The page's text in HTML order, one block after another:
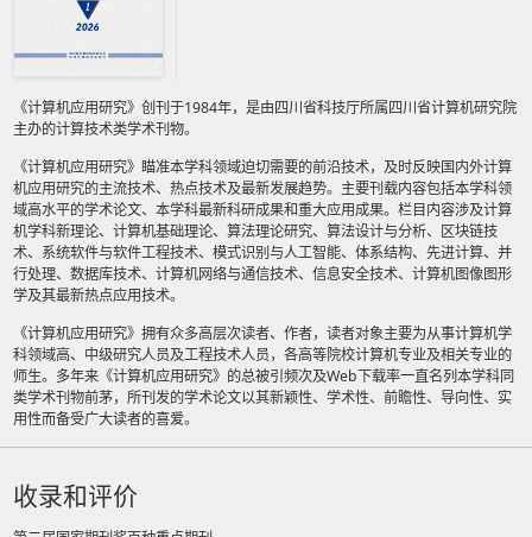
《计算机应用研究》创刊于1984年，是由四川省科技厅所属四川省计算机研究院
主办的计算技术类学术刊物。
《计算机应用研究》瞄准本学科领域迫切需要的前沿技术，及时反映国内外计算
机应用研究的主流技术、热点技术及最新发展趋势。主要刊载内容包括本学科领
域高水平的学术论文、本学科最新科研成果和重大应用成果。栏目内容涉及计算
机学科新理论、计算机基础理论、算法理论研究、算法设计与分析、区块链技
术、系统软件与软件工程技术、模式识别与人工智能、体系结构、先进计算、并
行处理、数据库技术、计算机网络与通信技术、信息安全技术、计算机图像图形
学及其最新热点应用技术。
《计算机应用研究》拥有众多高层次读者、作者，读者对象主要为从事计算机学
科领域高、中级研究人员及工程技术人员，各高等院校计算机专业及相关专业的
师生。多年来《计算机应用研究》的总被引频次及Web下载率一直名列本学科同
类学术刊物前茅，所刊发的学术论文以其新颖性、学术性、前瞻性、导向性、实
用性而备受广大读者的喜爱。
收录和评价